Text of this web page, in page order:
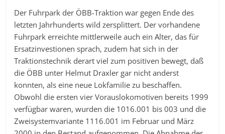
Der Fuhrpark der ÖBB-Traktion war gegen Ende des
letzten Jahrhunderts wild zersplittert. Der vorhandene
Fuhrpark erreichte mittlerweile auch ein Alter, das für
Ersatzinvestionen sprach, zudem hat sich in der
Traktionstechnik derart viel zum positiven bewegt, daß
die ÖBB unter Helmut Draxler gar nicht anderst
konnten, als eine neue Lokfamilie zu beschaffen.
Obwohl die ersten vier Vorauslokomotiven bereits 1999
verfügbar waren, wurden die 1016.001 bis 003 und die
Zweisystemvariante 1116.001 im Februar und März